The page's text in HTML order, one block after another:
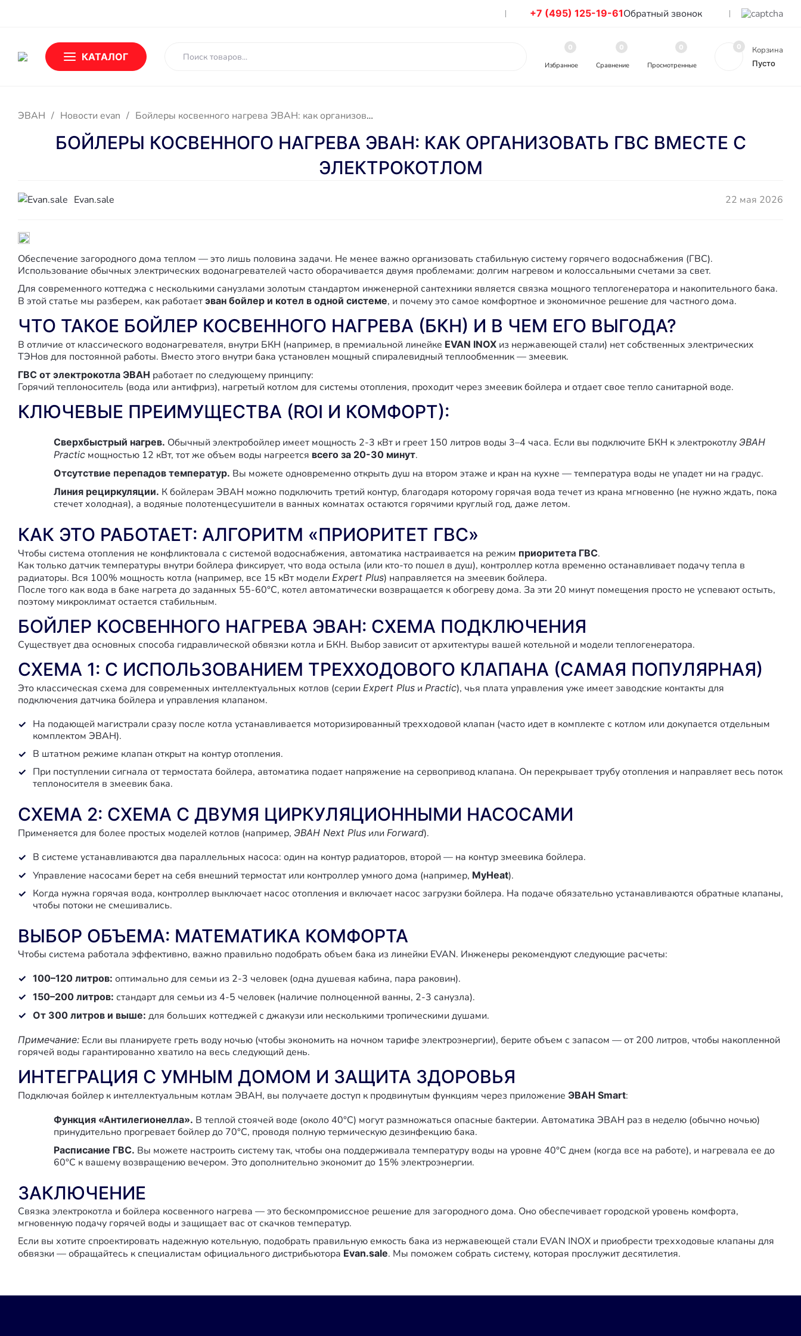
+7 (495) 125-19-61Обратный звонок
КАТАЛОГ
Избранное
0
Сравнение
0
Просмотренные
0 0 Корзина
Пусто
ЭВАН / Новости evan / Бойлеры косвенного нагрева ЭВАН: как организовать ГВС вместе с электрокотлом
БОЙЛЕРЫ КОСВЕННОГО НАГРЕВА ЭВАН: КАК ОРГАНИЗОВАТЬ ГВС ВМЕСТЕ С
ЭЛЕКТРОКОТЛОМ
Evan.sale 22 мая 2026
Обеспечение загородного дома теплом — это лишь половина задачи. Не менее важно организовать стабильную систему горячего водоснабжения (ГВС).
Использование обычных электрических водонагревателей часто оборачивается двумя проблемами: долгим нагревом и колоссальными счетами за свет.
Для современного коттеджа с несколькими санузлами золотым стандартом инженерной сантехники является связка мощного теплогенератора и накопительного бака.
В этой статье мы разберем, как работает эван бойлер и котел в одной системе, и почему это самое комфортное и экономичное решение для частного дома.
ЧТО ТАКОЕ БОЙЛЕР КОСВЕННОГО НАГРЕВА (БКН) И В ЧЕМ ЕГО ВЫГОДА?
В отличие от классического водонагревателя, внутри БКН (например, в премиальной линейке EVAN INOX из нержавеющей стали) нет собственных электрических
ТЭНов для постоянной работы. Вместо этого внутри бака установлен мощный спиралевидный теплообменник — змеевик.
ГВС от электрокотла ЭВАН работает по следующему принципу:
Горячий теплоноситель (вода или антифриз), нагретый котлом для системы отопления, проходит через змеевик бойлера и отдает свое тепло санитарной воде.
КЛЮЧЕВЫЕ ПРЕИМУЩЕСТВА (ROI И КОМФОРТ):
Сверхбыстрый нагрев. Обычный электробойлер имеет мощность 2-3 кВт и греет 150 литров воды 3–4 часа. Если вы подключите БКН к электрокотлу ЭВАН
Practic мощностью 12 кВт, тот же объем воды нагреется всего за 20-30 минут.
Отсутствие перепадов температур. Вы можете одновременно открыть душ на втором этаже и кран на кухне — температура воды не упадет ни на градус.
Линия рециркуляции. К бойлерам ЭВАН можно подключить третий контур, благодаря которому горячая вода течет из крана мгновенно (не нужно ждать, пока
стечет холодная), а водяные полотенцесушители в ванных комнатах остаются горячими круглый год, даже летом.
КАК ЭТО РАБОТАЕТ: АЛГОРИТМ «ПРИОРИТЕТ ГВС»
Чтобы система отопления не конфликтовала с системой водоснабжения, автоматика настраивается на режим приоритета ГВС.
Как только датчик температуры внутри бойлера фиксирует, что вода остыла (или кто-то пошел в душ), контроллер котла временно останавливает подачу тепла в
радиаторы. Вся 100% мощность котла (например, все 15 кВт модели Expert Plus) направляется на змеевик бойлера.
После того как вода в баке нагрета до заданных 55-60°C, котел автоматически возвращается к обогреву дома. За эти 20 минут помещения просто не успевают остыть,
поэтому микроклимат остается стабильным.
БОЙЛЕР КОСВЕННОГО НАГРЕВА ЭВАН: СХЕМА ПОДКЛЮЧЕНИЯ
Существует два основных способа гидравлической обвязки котла и БКН. Выбор зависит от архитектуры вашей котельной и модели теплогенератора.
СХЕМА 1: С ИСПОЛЬЗОВАНИЕМ ТРЕХХОДОВОГО КЛАПАНА (САМАЯ ПОПУЛЯРНАЯ)
Это классическая схема для современных интеллектуальных котлов (серии Expert Plus и Practic), чья плата управления уже имеет заводские контакты для
подключения датчика бойлера и управления клапаном.
На подающей магистрали сразу после котла устанавливается моторизированный трехходовой клапан (часто идет в комплекте с котлом или докупается отдельным
комплектом ЭВАН).
В штатном режиме клапан открыт на контур отопления.
При поступлении сигнала от термостата бойлера, автоматика подает напряжение на сервопривод клапана. Он перекрывает трубу отопления и направляет весь поток
теплоносителя в змеевик бака.
СХЕМА 2: СХЕМА С ДВУМЯ ЦИРКУЛЯЦИОННЫМИ НАСОСАМИ
Применяется для более простых моделей котлов (например, ЭВАН Next Plus или Forward).
В системе устанавливаются два параллельных насоса: один на контур радиаторов, второй — на контур змеевика бойлера.
Управление насосами берет на себя внешний термостат или контроллер умного дома (например, MyHeat).
Когда нужна горячая вода, контроллер выключает насос отопления и включает насос загрузки бойлера. На подаче обязательно устанавливаются обратные клапаны,
чтобы потоки не смешивались.
ВЫБОР ОБЪЕМА: МАТЕМАТИКА КОМФОРТА
Чтобы система работала эффективно, важно правильно подобрать объем бака из линейки EVAN. Инженеры рекомендуют следующие расчеты:
100–120 литров: оптимально для семьи из 2-3 человек (одна душевая кабина, пара раковин).
150–200 литров: стандарт для семьи из 4-5 человек (наличие полноценной ванны, 2-3 санузла).
От 300 литров и выше: для больших коттеджей с джакузи или несколькими тропическими душами.
Примечание: Если вы планируете греть воду ночью (чтобы экономить на ночном тарифе электроэнергии), берите объем с запасом — от 200 литров, чтобы накопленной
горячей воды гарантированно хватило на весь следующий день.
ИНТЕГРАЦИЯ С УМНЫМ ДОМОМ И ЗАЩИТА ЗДОРОВЬЯ
Подключая бойлер к интеллектуальным котлам ЭВАН, вы получаете доступ к продвинутым функциям через приложение ЭВАН Smart:
Функция «Антилегионелла». В теплой стоячей воде (около 40°C) могут размножаться опасные бактерии. Автоматика ЭВАН раз в неделю (обычно ночью)
принудительно прогревает бойлер до 70°C, проводя полную термическую дезинфекцию бака.
Расписание ГВС. Вы можете настроить систему так, чтобы она поддерживала температуру воды на уровне 40°C днем (когда все на работе), и нагревала ее до
60°C к вашему возвращению вечером. Это дополнительно экономит до 15% электроэнергии.
ЗАКЛЮЧЕНИЕ
Связка электрокотла и бойлера косвенного нагрева — это бескомпромиссное решение для загородного дома. Оно обеспечивает городской уровень комфорта,
мгновенную подачу горячей воды и защищает вас от скачков температур.
Если вы хотите спроектировать надежную котельную, подобрать правильную емкость бака из нержавеющей стали EVAN INOX и приобрести трехходовые клапаны для
обвязки — обращайтесь к специалистам официального дистрибьютора Evan.sale. Мы поможем собрать систему, которая прослужит десятилетия.